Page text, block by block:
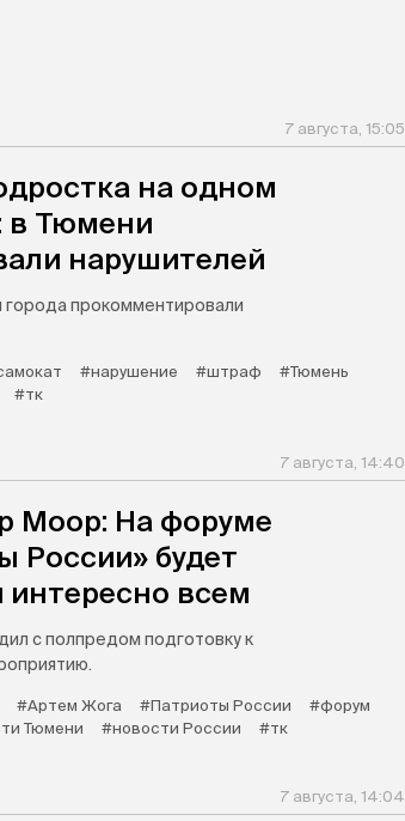
7 августа, 15:05
на одном
в Тюмени
нарушителей
города прокомментировали
#нарушение #штраф
#Тюмень
#тк
7 августа, 14:40
Моор: На форуме
России» будет
интересно всем
с полпредом подготовку к
#Артем Жога #Патриоты России
#форум
Тюмени #новости России #тк
7 августа, 14:04